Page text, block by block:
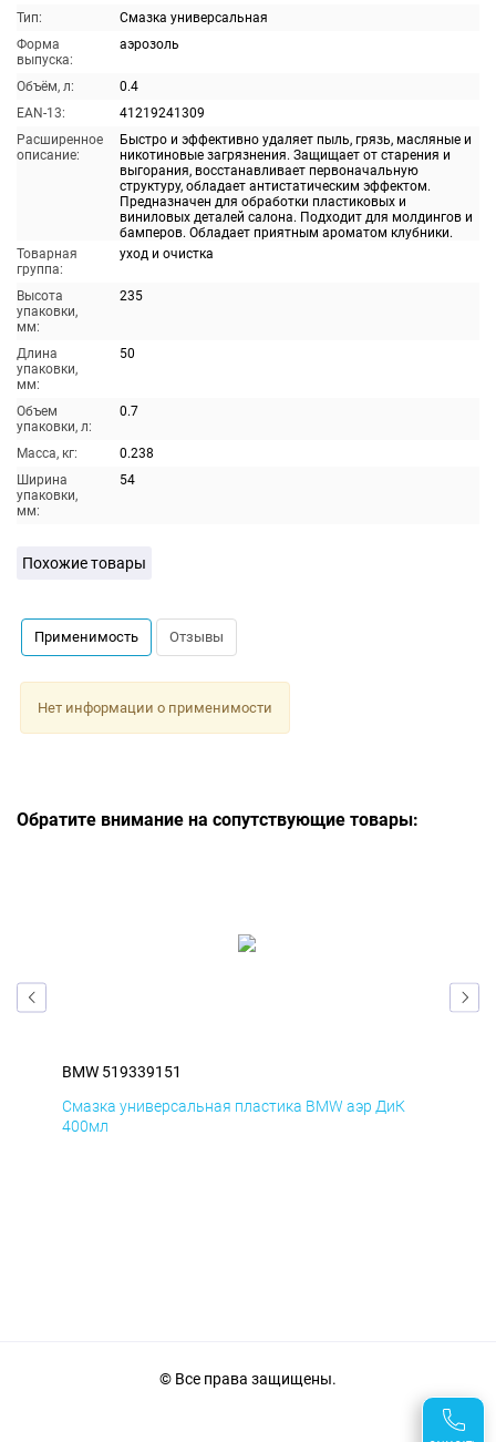
Тип:
Смазка универсальная
Форма
выпуска:
аэрозоль
Объём, л:
0.4
EAN-13:
41219241309
Расширенное
описание:
Быстро и эффективно удаляет пыль, грязь, масляные и
никотиновые загрязнения. Защищает от старения и
выгорания, восстанавливает первоначальную
структуру, обладает антистатическим эффектом.
Предназначен для обработки пластиковых и
виниловых деталей салона. Подходит для молдингов и
бамперов. Обладает приятным ароматом клубники.
Товарная
группа:
уход и очистка
Высота
упаковки,
мм:
235
Длина
упаковки,
мм:
50
Объем
упаковки, л:
0.7
Масса, кг:
0.238
Ширина
упаковки,
мм:
54
Похожие товары
Применимость Отзывы
Нет информации о применимости
Обратите внимание на сопутствующие товары:
BMW 519339151
Смазка универсальная пластика BMW аэр ДиК
400мл
© Все права защищены.